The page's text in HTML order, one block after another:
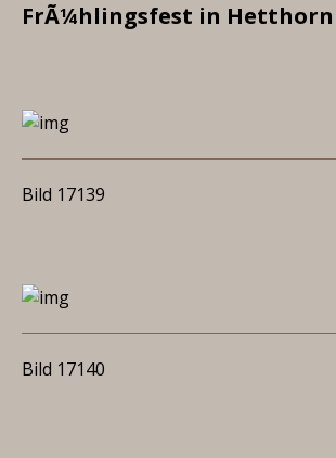
FrÃ¼hlingsfest in Hetthorn
Bild 17139
Bild 17140